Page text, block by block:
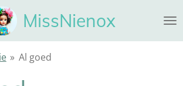
MissNienox
» Al goed